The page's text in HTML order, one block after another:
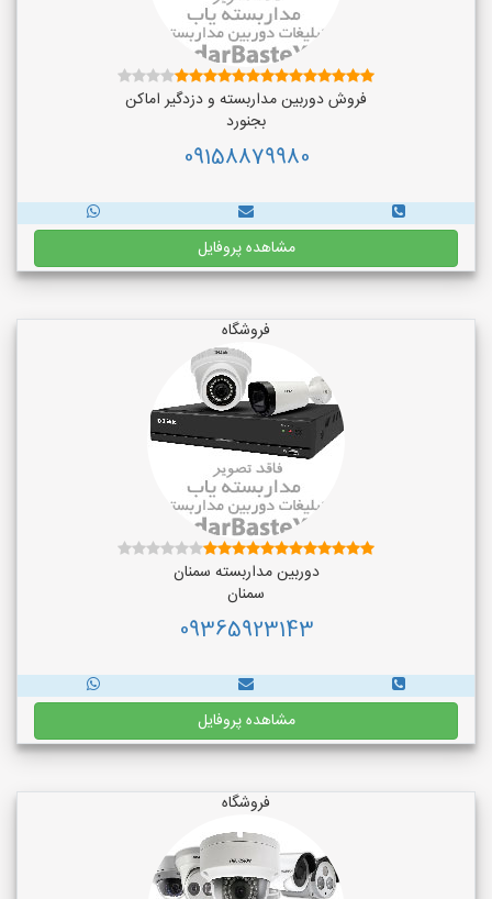
فروش دوربین مداربسته و دزدگیر اماکن
بجنورد
09158879980
مشاهده پروفایل
فروشگاه
دوربین مداربسته سمنان
سمنان
09365923143
مشاهده پروفایل
فروشگاه